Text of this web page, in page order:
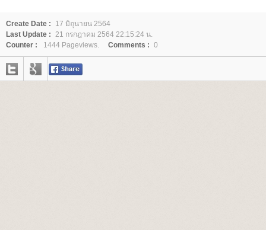
Create Date :
17 มิถุนายน 2564
Last Update : 21 กรกฎาคม 2564 22:15:24 น.
Counter :
1444 Pageviews. Comments : 0